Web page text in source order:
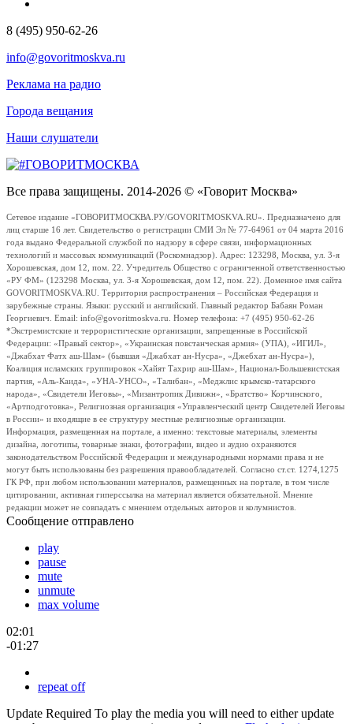
8 (495) 950-62-26
info@govoritmoskva.ru
Реклама на радио
Города вещания
Наши слушатели
Все права защищены. 2014-2026 © «Говорит Москва»
Сетевое издание «ГОВОРИТМОСКВА.РУ/GOVORITMOSKVA.RU». Предназначено для
лиц старше 16 лет. Свидетельство о регистрации СМИ Эл № 77-64961 от 04 марта 2016
года выдано Федеральной службой по надзору в сфере связи, информационных
технологий и массовых коммуникаций (Роскомнадзор). Адрес: 123298, Москва, ул. 3-я
Хорошевская, дом 12, пом. 22. Учредитель Общество с ограниченной ответственностью
«РУ ФМ» (123298 Москва, ул. 3-я Хорошевская, дом 12, пом. 22). Доменное имя сайта
GOVORITMOSKVA.RU. Территория распространения – Российская Федерация и
зарубежные страны. Языки: русский и английский. Главный редактор Бабаян Роман
Георгиевич. Email: info@govoritmoskva.ru. Номер телефона: +7 (495) 950-62-26
*Экстремистские и террористические организации, запрещенные в Российской
Федерации: «Правый сектор», «Украинская повстанческая армия» (УПА), «ИГИЛ»,
«Джабхат Фатх аш-Шам» (бывшая «Джабхат ан-Нусра», «Джебхат ан-Нусра»),
Коалиция исламских группировок «Хайят Тахрир аш-Шам», Национал-Большевистская
партия, «Аль-Каида», «УНА-УНСО», «Талибан», «Меджлис крымско-татарского
народа», «Свидетели Иеговы», «Мизантропик Дивижн», «Братство» Корчинского,
«Артподготовка», Религиозная организация «Управленческий центр Свидетелей Иеговы
в России» и входящие в ее структуру местные религиозные организации.
Информация, размещенная на портале, а именно: текстовые материалы, элементы
дизайна, логотипы, товарные знаки, фотографии, видео и аудио охраняются
законодательством Российской Федерации и международными нормами права и не
могут быть использованы без разрешения правообладателей. Согласно ст.ст. 1274,1275
ГК РФ, при любом использовании материалов, размещенных на портале, в том числе
цитировании, активная гиперссылка на материал является обязательной. Мнение
редакции может не совпадать с мнением отдельных авторов и колумнистов.
Сообщение отправлено
play
pause
mute
unmute
max volume
02:01
-01:27
repeat off
Update Required To play the media you will need to either update